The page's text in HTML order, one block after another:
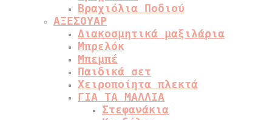
Βραχιόλια Ποδιού
ΑΞΕΣΟΥΑΡ
Διακοσμητικά μαξιλάρια
Μπρελόκ
Μπεμπέ
Παιδικά σετ
Χειροποίητα πλεκτά
ΓΙΑ ΤΑ ΜΑΛΛΙΑ
Στεφανάκια